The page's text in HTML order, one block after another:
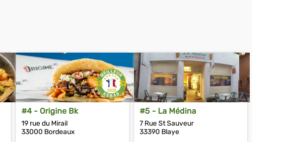
#4 - Origine Bk
19 rue du Mirail
33000 Bordeaux
#5 - La Médina
7 Rue St Sauveur
33390 Blaye